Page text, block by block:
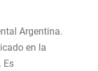
Argentina.
en la
Es